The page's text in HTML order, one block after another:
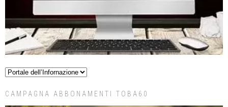
CAMPAGNA ABBONAMENTI TOBA60